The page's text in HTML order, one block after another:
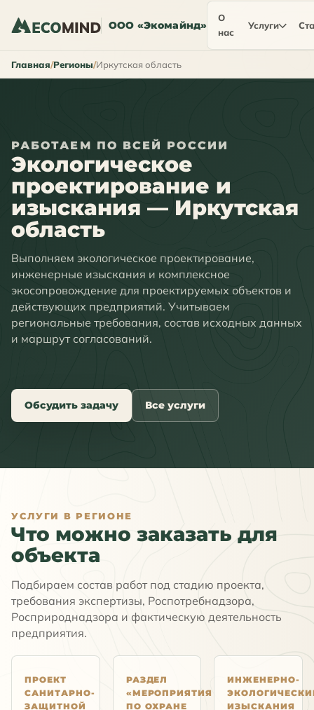
ООО «Экомайнд»
О
нас
Услуги
Главная Регионы Иркутская область
РАБОТАЕМ ПО ВСЕЙ РОССИИ
Экологическое
проектирование и
изыскания — Иркутская
область
Выполняем экологическое проектирование,
инженерные изыскания и комплексное
экосопровождение для проектируемых объектов и
действующих предприятий. Учитываем
региональные требования, состав исходных данных
и маршрут согласований.
Обсудить задачу Все услуги
УСЛУГИ В РЕГИОНЕ
Что можно заказать для
объекта
Подбираем состав работ под стадию проекта,
требования экспертизы, Роспотребнадзора,
Росприроднадзора и фактическую деятельность
предприятия.
ПРОЕКТ
САНИТАРНО-
ЗАЩИТНОЙ
РАЗДЕЛ
«МЕРОПРИЯТИЯ
ПО ОХРАНЕ
ИНЖЕНЕРНО-
ИЗЫСКАНИЯ